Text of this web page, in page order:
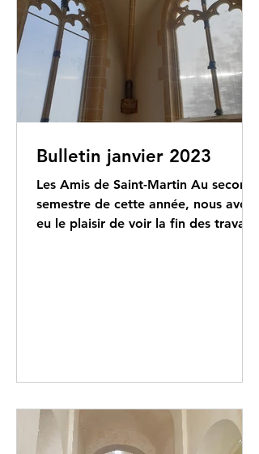
Bulletin janvier 2023
Les Amis de Saint-Martin Au second
semestre de cette année, nous avons
eu le plaisir de voir la fin des travaux